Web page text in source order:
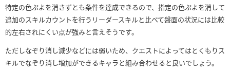
特定の色ぷよを消さずとも条件を達成できるので、指定の色ぷよを消して
追加のスキルカウントを行うリーダースキルと比べて盤面の状況には比較
的左右されにくい点が強みと言えそうです。
ただしなぞり消し減少などには弱いため、クエストによってはとくもりス
キルでなぞり消し増加ができるキャラと組み合わせると良いでしょう。